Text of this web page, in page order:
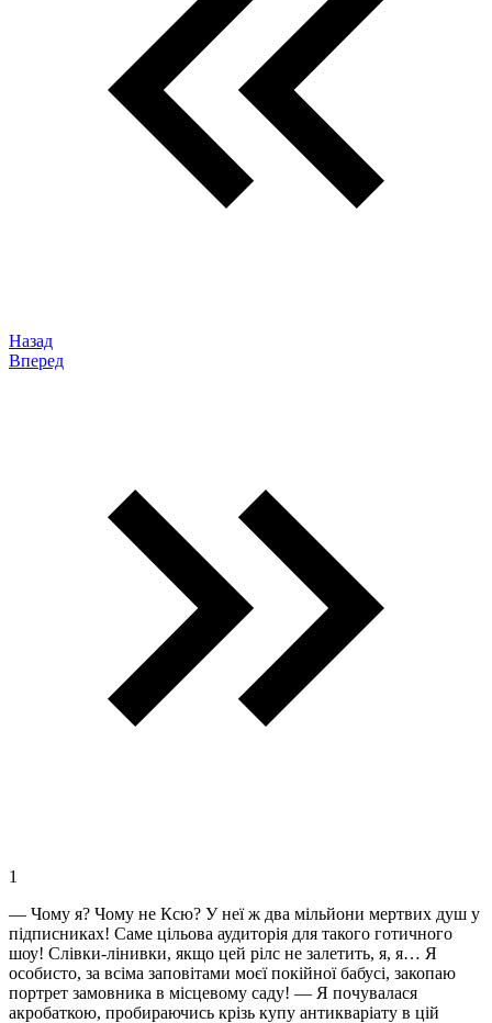
Назад
Вперед
1
— Чому я? Чому не Ксю? У неї ж два мільйони мертвих душ у
підписниках! Саме цільова аудиторія для такого готичного
шоу! Слівки-лінивки, якщо цей рілс не залетить, я, я… Я
особисто, за всіма заповітами моєї покійної бабусі, закопаю
портрет замовника в місцевому саду! — Я почувалася
акробаткою, пробираючись крізь купу антикваріату в цій